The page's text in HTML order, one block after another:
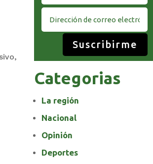
Suscribirme
Categorias
La región
Nacional
Opinión
Deportes